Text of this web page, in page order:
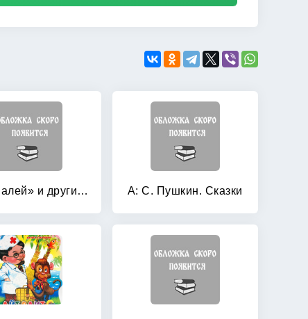
»Бармалей» и другие сказки А: С. Пушкин. Сказки